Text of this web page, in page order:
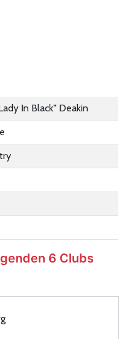
In Black" Deakin
6 Clubs